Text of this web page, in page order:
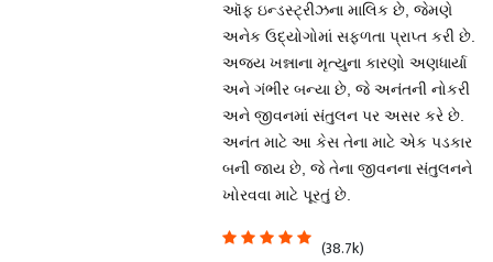
ઑફ ઇન્ડસ્ટ્રીઝના માલિક છે, જેમણે
અનેક ઉદ્યોગોમાં સફળતા પ્રાપ્ત કરી છે.
અજય ખન્નાના મૃત્યુના કારણો અણધાર્યા
અને ગંભીર બન્યા છે, જે અનંતની નોકરી
અને જીવનમાં સંતુલન પર અસર કરે છે.
અનંત માટે આ કેસ તેના માટે એક પડકાર
બની જાય છે, જે તેના જીવનના સંતુલનને
ખોરવવા માટે પૂરતું છે.
(38.7k)